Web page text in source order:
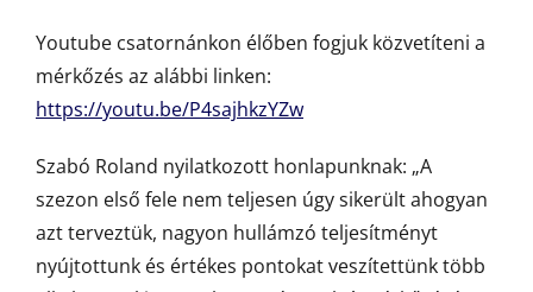
Youtube csatornánkon élőben fogjuk közvetíteni a
mérkőzés az alábbi linken:
https://youtu.be/P4sajhkzYZw
Szabó Roland nyilatkozott honlapunknak: „A
szezon első fele nem teljesen úgy sikerült ahogyan
azt terveztük, nagyon hullámzó teljesítményt
nyújtottunk és értékes pontokat veszítettünk több